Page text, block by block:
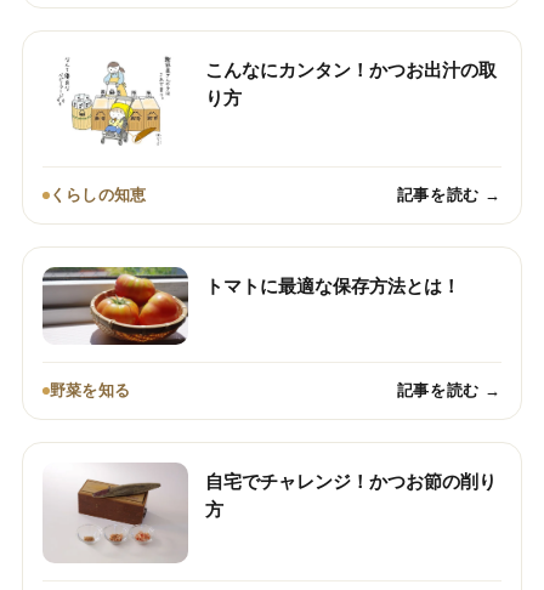
こんなにカンタン！かつお出汁の取
り方
くらしの知恵 記事を読む →
トマトに最適な保存方法とは！
野菜を知る 記事を読む →
自宅でチャレンジ！かつお節の削り
方